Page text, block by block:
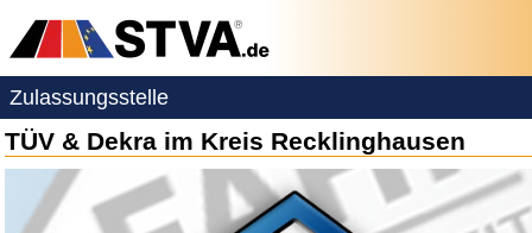
Zulassungsstelle
TÜV & Dekra im Kreis Recklinghausen